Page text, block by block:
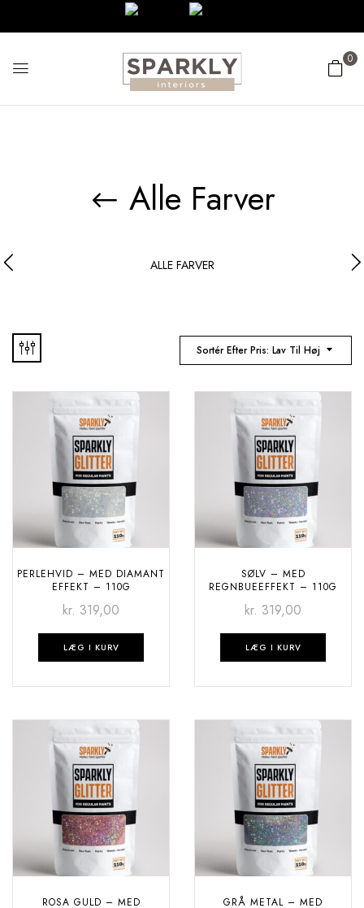
0
Alle Farver
ALLE FARVER
Sortér Efter Pris: Lav Til Høj
PERLEHVID – MED DIAMANT
EFFEKT – 110G
kr. 319,00
LÆG I KURV
SØLV – MED
REGNBUEEFFEKT – 110G
kr. 319,00
LÆG I KURV
ROSA GULD – MED
GRÅ METAL – MED